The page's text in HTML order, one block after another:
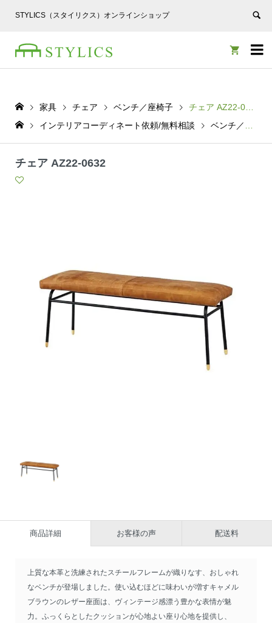
STYLICS（スタイリクス）オンラインショップ


家具 チェア ベンチ／座椅子
チェア AZ22-0632
インテリアコーディネート依頼/無料相談
ベンチ／座椅子
チェア AZ22-0632
商品詳細 お客様の声 配送料
上質な本革と洗練されたスチールフレームが織りなす、おしゃれ
なベンチが登場しました。使い込むほどに味わいが増すキャメル
ブラウンのレザー座面は、ヴィンテージ感漂う豊かな表情が魅
力。ふっくらとしたクッションが心地よい座り心地を提供し、